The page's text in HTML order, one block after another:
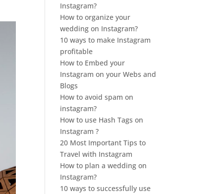
Instagram?
How to organize your
wedding on Instagram?
10 ways to make Instagram
profitable
How to Embed your
Instagram on your Webs and
Blogs
How to avoid spam on
instagram?
How to use Hash Tags on
Instagram ?
20 Most Important Tips to
Travel with Instagram
How to plan a wedding on
Instagram?
10 ways to successfully use